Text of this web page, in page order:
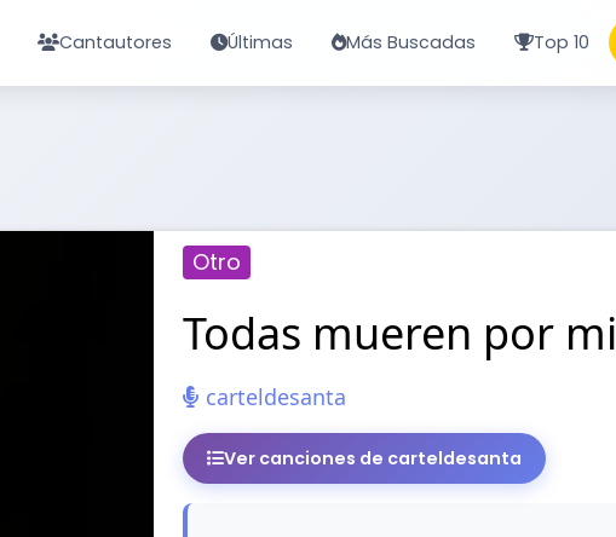
Cantautores Últimas Más Buscadas Top 10
Otro
Todas mueren por mi
carteldesanta
Ver canciones de carteldesanta